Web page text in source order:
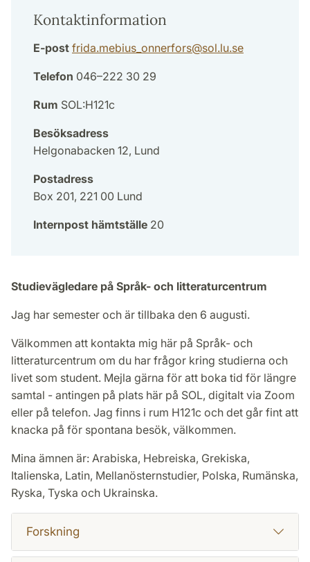
Kontaktinformation
E-post frida.mebius_onnerfors@sol.lu.se
Telefon 046–222 30 29
Rum SOL:H121c
Besöksadress
Helgonabacken 12, Lund
Postadress
Box 201, 221 00 Lund
Internpost hämtställe 20
Studievägledare på Språk- och litteraturcentrum
Jag har semester och är tillbaka den 6 augusti.
Välkommen att kontakta mig här på Språk- och
litteraturcentrum om du har frågor kring studierna och
livet som student. Mejla gärna för att boka tid för längre
samtal - antingen på plats här på SOL, digitalt via Zoom
eller på telefon. Jag finns i rum H121c och det går fint att
knacka på för spontana besök, välkommen.
Mina ämnen är: Arabiska, Hebreiska, Grekiska,
Italienska, Latin, Mellanösternstudier, Polska, Rumänska,
Ryska, Tyska och Ukrainska.
Forskning